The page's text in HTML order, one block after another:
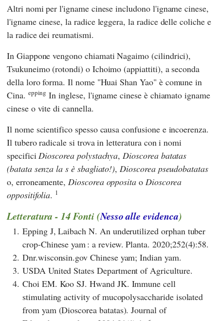
Altri nomi per l'igname cinese includono l'igname cinese,
l'igname cinese, la radice leggera, la radice delle coliche e
la radice dei reumatismi.
In Giappone vengono chiamati Nagaimo (cilindrici),
Tsukuneimo (rotondi) o Ichoimo (appiattiti), a seconda
della loro forma. Il nome "Huai Shan Yao" è comune in
Cina. epping In inglese, l'igname cinese è chiamato igname
cinese o vite di cannella.
Il nome scientifico spesso causa confusione e incoerenza.
Il tubero radicale si trova in letteratura con i nomi
specificiDioscorea polystachya,Dioscorea batatas
(batata senza la s è sbagliato!),Dioscorea pseudobatatas
o, erroneamente,Dioscorea opposita o Dioscorea
oppositifolia. 1
Letteratura - 14 Fonti (Nesso alle evidenca)
1. Epping J, Laibach N. An underutilized orphan tuber
crop-Chinese yam : a review. Planta. 2020;252(4):58.
2. Dnr.wisconsin.gov Chinese yam; Indian yam.
3. USDA United States Department of Agriculture.
4. Choi EM. Koo SJ. Hwand JK. Immune cell
stimulating activity of mucopolysaccharide isolated
from yam (Dioscorea batatas). Journal of